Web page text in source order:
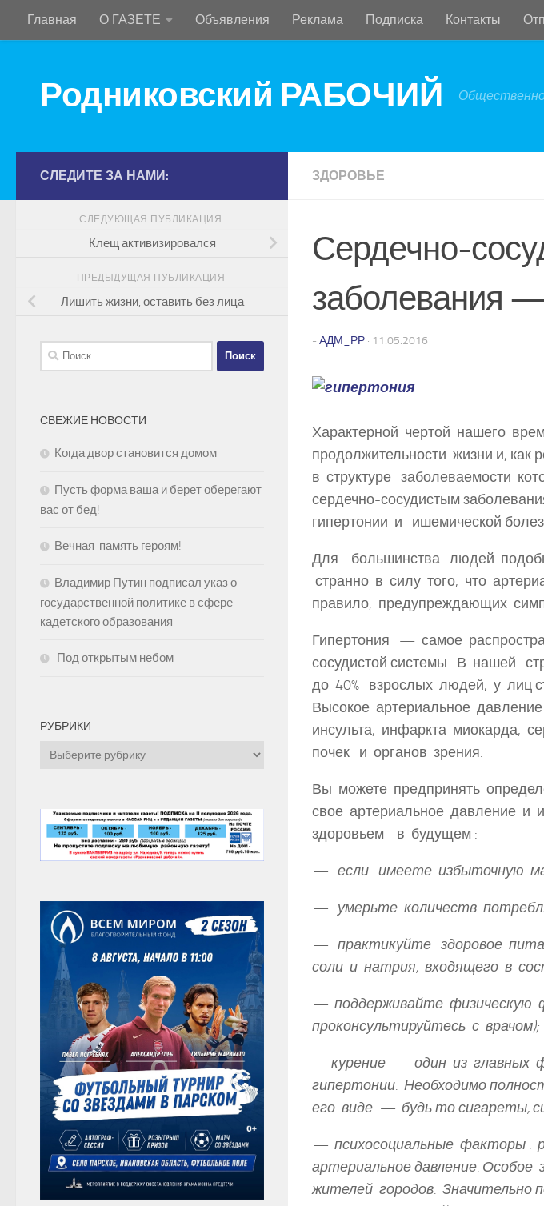
Перейти к содержимому
Главная О ГАЗЕТЕ Объявления Реклама Подписка Контакты
Родниковский РАБОЧИЙ
ЗДОРОВЬЕ
Сердечно-
заболевания
- АДМ_РР · 11.05.2016
Характерной чертой нашего
продолжительности жизни и, как
в структуре заболеваемости
сердечно-сосудистым
гипертонии и ишемической
Для большинства людей
странно в силу того, что
правило, предупреждающих
Гипертония — самое
сосудистой системы. В нашей
до 40% взрослых людей, у лиц
Высокое артериальное
инсульта, инфаркта миокарда,
почек и органов зрения.
Вы можете предпринять
свое артериальное давление и
здоровьем в будущем :
— если имеете избыточную
— умерьте количеств
— практикуйте здоровое
соли и натрия, входящего в
— поддерживайте физическую
проконсультируйтесь с врачом);
— курение — один из главных
гипертонии. Необходимо
его виде — будь то сигареты,
— психосоциальные факторы :
артериальное давление.
жителей городов.
СЛЕДИТЕ ЗА НАМИ:
СЛЕДУЮЩАЯ ПУБЛИКАЦИЯ
Клещ активизировался
ПРЕДЫДУЩАЯ ПУБЛИКАЦИЯ
Лишить жизни, оставить без лица
Найти:
СВЕЖИЕ НОВОСТИ
Когда двор становится домом
Пусть форма ваша и берет оберегают
вас от бед!
Вечная память героям!
Владимир Путин подписал указ о
государственной политике в сфере
кадетского образования
Под открытым небом
РУБРИКИ
Рубрики